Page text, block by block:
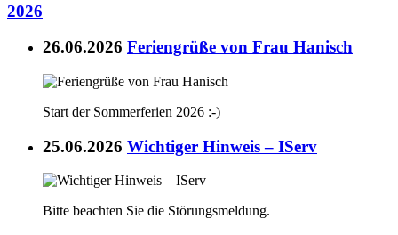
2026
26.06.2026 Feriengrüße von Frau Hanisch
Start der Sommerferien 2026 :-)
25.06.2026 Wichtiger Hinweis – IServ
Bitte beachten Sie die Störungsmeldung.